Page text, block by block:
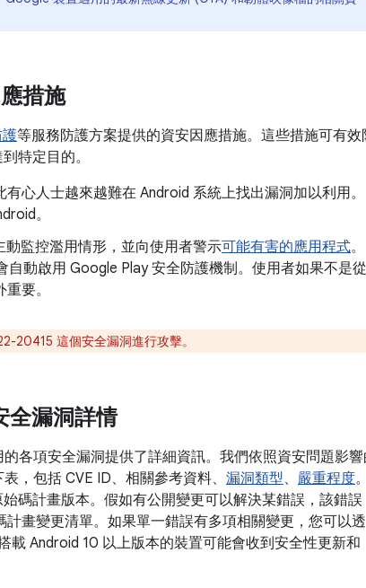
措施
等服務防護方案提供的資安因應措施。這些措施可有效
特定目的。
心人士越來越難在 Android 系統上找出漏洞加以利用。
。
動監控濫用情形，並向使用者警示可能有害的應用程式。
自動啟用 Google Play 安全防護機制。使用者如果不是從
要。
20415 這個安全漏洞進行攻擊。
全漏洞詳情
各項安全漏洞提供了詳細資訊。我們依照資安問題影響
，包括 CVE ID、相關參考資料、 漏洞類型、 嚴重程度。
碼計畫版本。假如有公開變更可以解決某錯誤，該錯誤
畫變更清單。如果單一錯誤有多項相關變更，您可以透
Android 10 以上版本的裝置可能會收到安全性更新和